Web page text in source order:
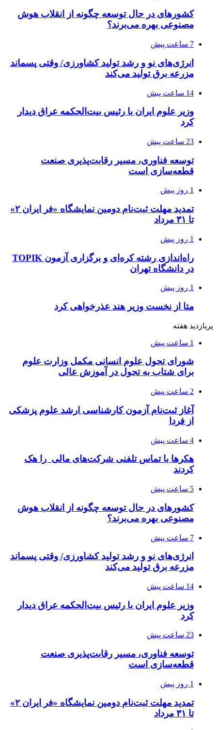
کشورهای در حال توسعه چگونه از انقلاب هوش
مصنوعی بهره می‌برند؟
7 ساعت پیش
انرژی‌های نو و رشد تولید کشاورزی/ وقتی پسماند
مزرعه‌ برق تولید می‌کند
14 ساعت پیش
وزیر علوم ایران با رئیس بیت‌الحکمه عراق دیدار
کرد
23 ساعت پیش
توسعه فناوری، مسیر رقابت‌پذیری صنعت
قطعه‌سازی است
1 روز پیش
تمدید مهلت ثبت‌نام دومین نمایشگاه «فر ایران ۲»
تا ۳۱ مرداد
1 روز پیش
راه‌اندازی رشته کره‌ای و برگزاری آزمون TOPIK
در دانشگاه تهران
1 روز پیش
متا از نخست وزیر هند عذرخواهی کرد
پربازدید هفته
1 ساعت پیش
شورای تحول علوم انسانی مکمل وزارت علوم
برای شتاب به تحول در آموزش عالی
2 ساعت پیش
آغاز ثبت‌نام‌ آزمون کارشناسی ارشد علوم پزشکی
از فردا
4 ساعت پیش
هکرها با تماس تلفنی شرکت‌های مالی را هک
کردند
5 ساعت پیش
کشورهای در حال توسعه چگونه از انقلاب هوش
مصنوعی بهره می‌برند؟
7 ساعت پیش
انرژی‌های نو و رشد تولید کشاورزی/ وقتی پسماند
مزرعه‌ برق تولید می‌کند
14 ساعت پیش
وزیر علوم ایران با رئیس بیت‌الحکمه عراق دیدار
کرد
23 ساعت پیش
توسعه فناوری، مسیر رقابت‌پذیری صنعت
قطعه‌سازی است
1 روز پیش
تمدید مهلت ثبت‌نام دومین نمایشگاه «فر ایران ۲»
تا ۳۱ مرداد